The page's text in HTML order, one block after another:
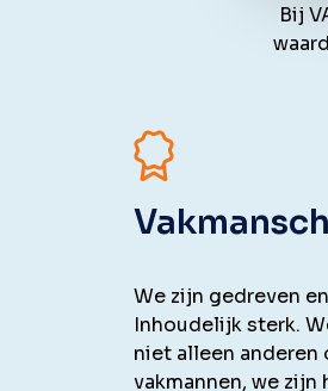
Bij
We zijn gedreven
Inhoudelijk sterk.
niet alleen anderen
vakmannen, we zijn